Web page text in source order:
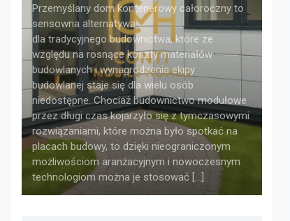
Przemyślany dom kontenerowy całoroczny to
sensowna alternatywa
dla tradycyjnego budownictwa, które ze
względu na rosnące koszty materiałów
budowlanych i wynagrodzenia ekipy
budowlanej staje się dla wielu osób
niedostępne. Chociaż budownictwo modułowe
przez długi czas kojarzyło się z tymczasowymi
rozwiązaniami, które można było spotkać na
placach budowy, to dzięki nieograniczonym
możliwościom aranżacyjnym i nowoczesnym
technologiom można je stosować […]